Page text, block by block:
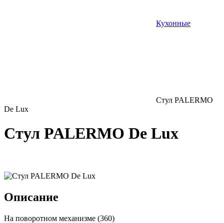
Кухонные
Стул PALERMO
De Lux
Стул PALERMO De Lux
Описание
На поворотном механизме (360)